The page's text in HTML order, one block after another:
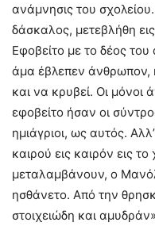
ανάμνησις του
δάσκαλος, μετεβλήθη
Εφοβείτο με το δέος
άμα έβλεπεν άνθρωπον,
και να κρυβεί. Οι μόνοι
εφοβείτο ήσαν οι
ημιάγριοι, ως αυτός.
καιρού εις καιρόν εις
μεταλαμβάνουν, ο
ησθάνετο. Από την
στοιχειώδη και